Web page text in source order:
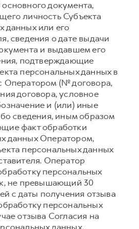
документа,
личность Субъекта
данных или его
сведения о дате выдачи
и выдавшем его
подтверждающие
персональных данных в
Оператором (№ договора,
договора, условное
и (или) иные
сведения, иным образом
факт обработки
данных Оператором,
персональных данных
Оператор
персональных
не превышающий 30
с даты получения отзыва
персональных
отзыва Согласия на